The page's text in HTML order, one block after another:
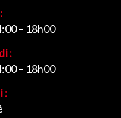
– 18h00
:
– 18h00
: